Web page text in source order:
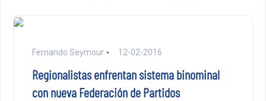
Fernando Seymour 12-02-2016
Regionalistas enfrentan sistema binominal
con nueva Federación de Partidos